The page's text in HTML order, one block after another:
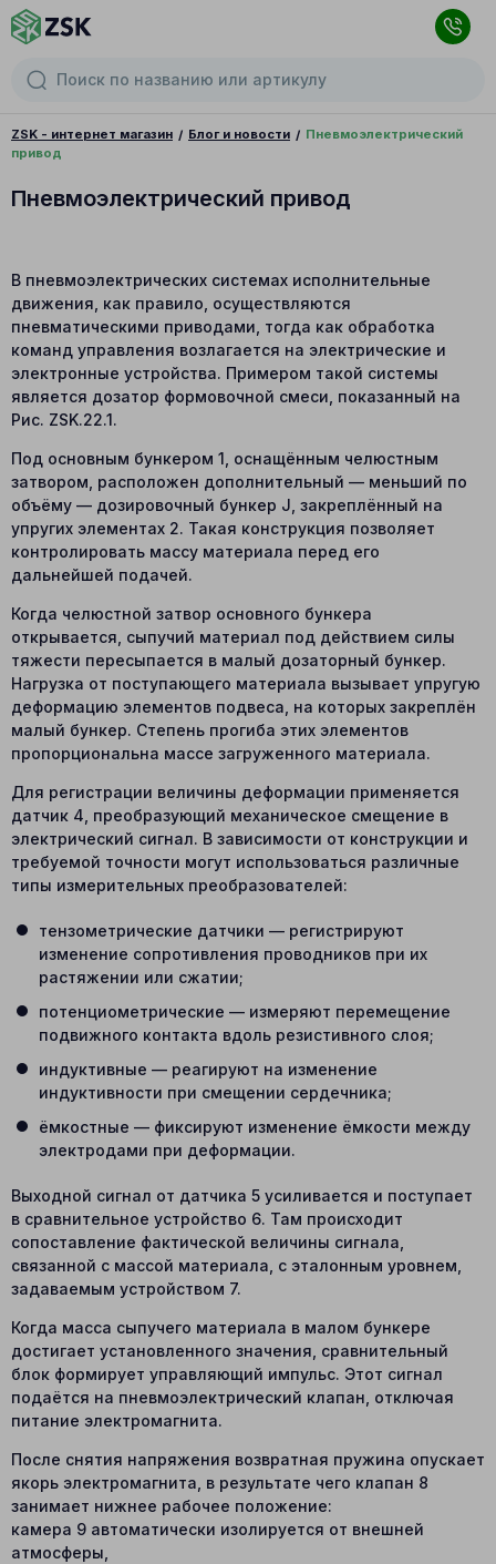
ZSK - интернет магазин Блог и новости
Пневмоэлектрический
привод
Пневмоэлектрический привод
В пневмоэлектрических системах исполнительные
движения, как правило, осуществляются
пневматическими приводами, тогда как обработка
команд управления возлагается на электрические и
электронные устройства. Примером такой системы
является дозатор формовочной смеси, показанный на
Рис. ZSK.22.1.
Под основным бункером 1, оснащённым челюстным
затвором, расположен дополнительный — меньший по
объёму — дозировочный бункер J, закреплённый на
упругих элементах 2. Такая конструкция позволяет
контролировать массу материала перед его
дальнейшей подачей.
Когда челюстной затвор основного бункера
открывается, сыпучий материал под действием силы
тяжести пересыпается в малый дозаторный бункер.
Нагрузка от поступающего материала вызывает упругую
деформацию элементов подвеса, на которых закреплён
малый бункер. Степень прогиба этих элементов
пропорциональна массе загруженного материала.
Для регистрации величины деформации применяется
датчик 4, преобразующий механическое смещение в
электрический сигнал. В зависимости от конструкции и
требуемой точности могут использоваться различные
типы измерительных преобразователей:
тензометрические датчики — регистрируют
изменение сопротивления проводников при их
растяжении или сжатии;
потенциометрические — измеряют перемещение
подвижного контакта вдоль резистивного слоя;
индуктивные — реагируют на изменение
индуктивности при смещении сердечника;
ёмкостные — фиксируют изменение ёмкости между
электродами при деформации.
Выходной сигнал от датчика 5 усиливается и поступает
в сравнительное устройство 6. Там происходит
сопоставление фактической величины сигнала,
связанной с массой материала, с эталонным уровнем,
задаваемым устройством 7.
Когда масса сыпучего материала в малом бункере
достигает установленного значения, сравнительный
блок формирует управляющий импульс. Этот сигнал
подаётся на пневмоэлектрический клапан, отключая
питание электромагнита.
После снятия напряжения возвратная пружина опускает
якорь электромагнита, в результате чего клапан 8
занимает нижнее рабочее положение:
камера 9 автоматически изолируется от внешней
атмосферы,